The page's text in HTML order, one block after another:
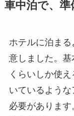
車中泊で、
ホテルに泊ま
意しました。
くらいしか使
いているよう
必要がありま